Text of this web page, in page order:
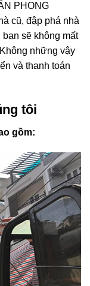
PHONG
cũ, đập phá nhà
sẽ không mất
những vậy
và thanh toán
tôi
gồm: